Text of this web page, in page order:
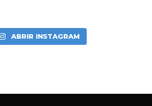
ABRIR INSTAGRAM